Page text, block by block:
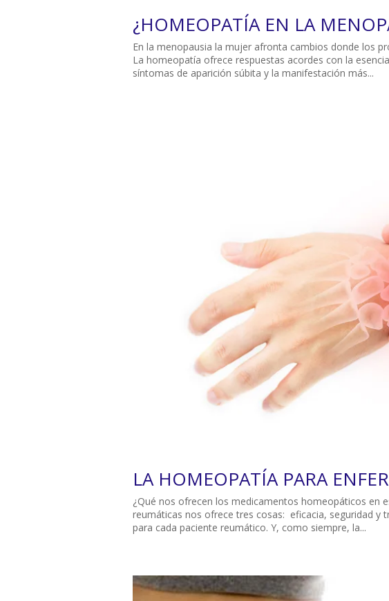
¿HOMEOPATÍA EN LA
En la menopausia la mujer afronta cambios donde los
La homeopatía ofrece respuestas acordes con la
síntomas de aparición súbita y la manifestación más...
LA HOMEOPATÍA PARA
¿Qué nos ofrecen los medicamentos homeopáticos en
reumáticas nos ofrece tres cosas: eficacia, seguridad y
para cada paciente reumático. Y, como siempre, la...